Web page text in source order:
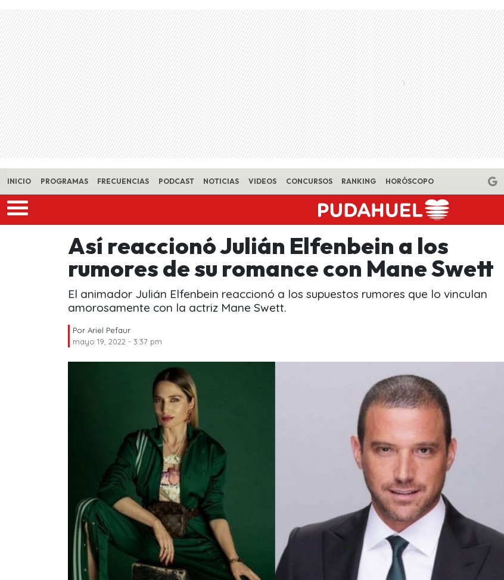
Skip to main content
INICIO PROGRAMAS FRECUENCIAS PODCAST NOTICIAS VIDEOS CONCURSOS RANKING HORÓSCOPO
Así reaccionó Julián Elfenbein a los
rumores de su romance con Mane Swett
El animador Julián Elfenbein reaccionó a los supuestos rumores que lo vinculan
amorosamente con la actriz Mane Swett.
Por Ariel Pefaur
mayo 19, 2022 - 3:37 pm